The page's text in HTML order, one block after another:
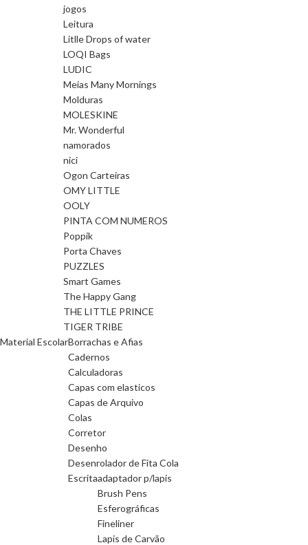
jogos
Leitura
Litlle Drops of water
LOQI Bags
LUDIC
Meias Many Mornings
Molduras
MOLESKINE
Mr. Wonderful
namorados
nici
Ogon Carteiras
OMY LITTLE
OOLY
PINTA COM NUMEROS
Poppik
Porta Chaves
PUZZLES
Smart Games
The Happy Gang
THE LITTLE PRINCE
TIGER TRIBE
Material EscolarBorrachas e Afias
Cadernos
Calculadoras
Capas com elasticos
Capas de Arquivo
Colas
Corretor
Desenho
Desenrolador de Fita Cola
Escritaadaptador p/lapis
Brush Pens
Esferográficas
Fineliner
Lapis de Carvão